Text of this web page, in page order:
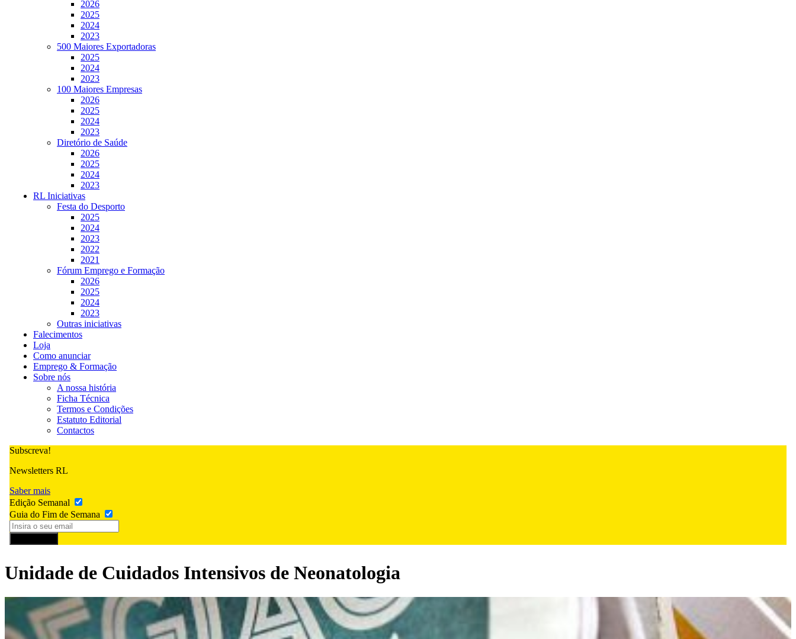
2026
2025
2024
2023
500 Maiores Exportadoras
2025
2024
2023
100 Maiores Empresas
2026
2025
2024
2023
Diretório de Saúde
2026
2025
2024
2023
RL Iniciativas
Festa do Desporto
2025
2024
2023
2022
2021
Fórum Emprego e Formação
2026
2025
2024
2023
Outras iniciativas
Falecimentos
Loja
Como anunciar
Emprego & Formação
Sobre nós
A nossa história
Ficha Técnica
Termos e Condições
Estatuto Editorial
Contactos
Subscreva!
Newsletters RL
Saber mais
Edição Semanal
Guia do Fim de Semana
Unidade de Cuidados Intensivos de Neonatologia